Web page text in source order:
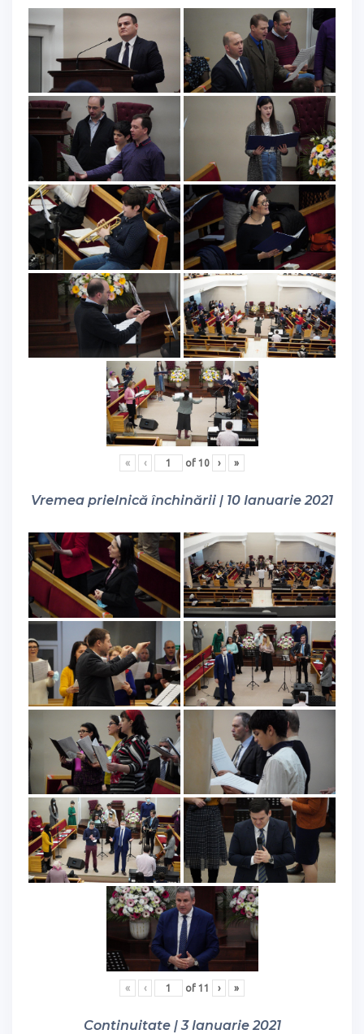
« ‹ of 10 › »
Vremea prielnică închinării | 10 Ianuarie 2021
« ‹ of 11 › »
Continuitate | 3 Ianuarie 2021